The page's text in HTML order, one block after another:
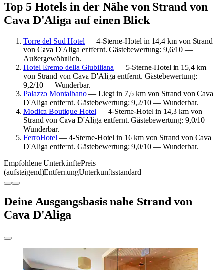
Top 5 Hotels in der Nähe von Strand von
Cava D'Aliga auf einen Blick
Torre del Sud Hotel — 4-Sterne-Hotel in 14,4 km von Strand
von Cava D'Aliga entfernt. Gästebewertung: 9,6/10 —
Außergewöhnlich.
Hotel Eremo della Giubiliana — 5-Sterne-Hotel in 15,4 km
von Strand von Cava D'Aliga entfernt. Gästebewertung:
9,2/10 — Wunderbar.
Palazzo Montalbano — Liegt in 7,6 km von Strand von Cava
D'Aliga entfernt. Gästebewertung: 9,2/10 — Wunderbar.
Modica Boutique Hotel — 4-Sterne-Hotel in 14,3 km von
Strand von Cava D'Aliga entfernt. Gästebewertung: 9,0/10 —
Wunderbar.
FerroHotel — 4-Sterne-Hotel in 16 km von Strand von Cava
D'Aliga entfernt. Gästebewertung: 9,0/10 — Wunderbar.
Empfohlene UnterkünftePreis
(aufsteigend)EntfernungUnterkunftsstandard
Deine Ausgangsbasis nahe Strand von
Cava D'Aliga